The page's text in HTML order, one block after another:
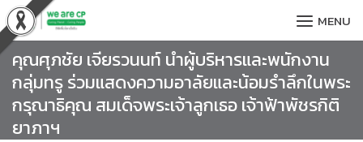
Skip
to
content
MENU
คุณศุภชัย เจียรวนนท์ นำผู้บริหารและพนักงาน
กลุ่มทรู ร่วมแสดงความอาลัยและน้อมรำลึกในพระ
กรุณาธิคุณ สมเด็จพระเจ้าลูกเธอ เจ้าฟ้าพัชรกิติ
ยาภาฯ